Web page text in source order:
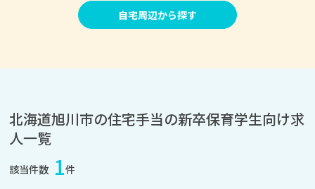
自宅周辺から探す
北海道旭川市の住宅手当の新卒保育学生向け求
人一覧
該当件数 1件